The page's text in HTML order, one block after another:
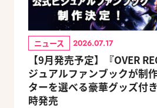
ニュース 2026.07.17
【9月発売予定】『OVER
ジュアルファンブックが制
ターを選べる豪華グッズ付
時発売